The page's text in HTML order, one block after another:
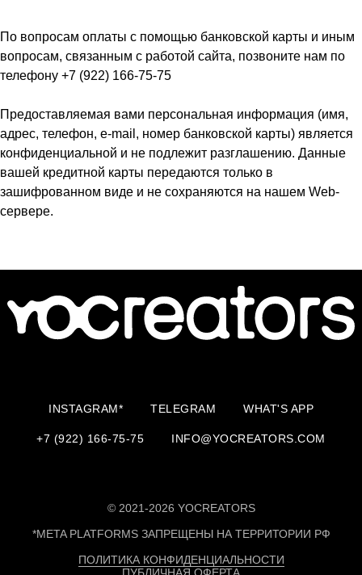
По вопросам оплаты с помощью банковской карты и иным
вопросам, связанным с работой сайта, позвоните нам по
телефону +7 (922) 166-75-75
Предоставляемая вами персональная информация (имя,
адрес, телефон, e-mail, номер банковской карты) является
конфиденциальной и не подлежит разглашению. Данные
вашей кредитной карты передаются только в
зашифрованном виде и не сохраняются на нашем Web-
сервере.
INSTAGRAM* TELEGRAM WHAT'S APP
+7 (922) 166-75-75 INFO@YOCREATORS.COM
© 2021-2026 YOCREATORS
*META PLATFORMS ЗАПРЕЩЕНЫ НА ТЕРРИТОРИИ РФ
ПОЛИТИКА КОНФИДЕНЦИАЛЬНОСТИ